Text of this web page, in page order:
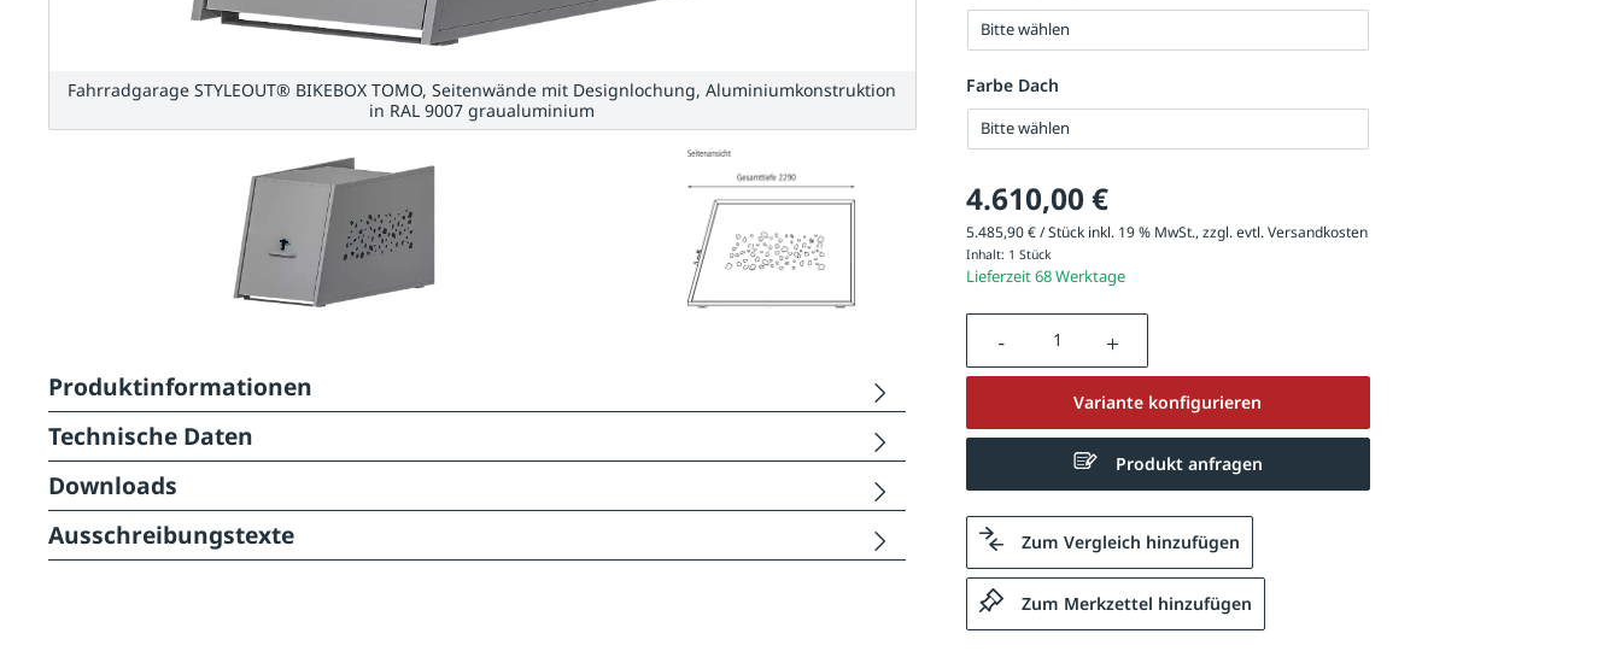
Bitte wählen
Farbe Dach
Bitte wählen
4.610,00 €
5.485,90 € / Stück inkl. 19 % MwSt., zzgl. evtl.Versandkosten
Inhalt: 1 Stück
Lieferzeit 68 Werktage
Produkt Anzahl: Gib den gewünschten Wert ein oder
Variante konfigurieren
Produkt anfragen
Zum Vergleich hinzufügen
Zum Merkzettel hinzufügen
Fahrradgarage STYLEOUT® BIKEBOX TOMO, Seitenwände mit Designlochung, Aluminiumkonstruktion
in RAL 9007 graualuminium
Produktinformationen
Technische Daten
Downloads
Ausschreibungstexte